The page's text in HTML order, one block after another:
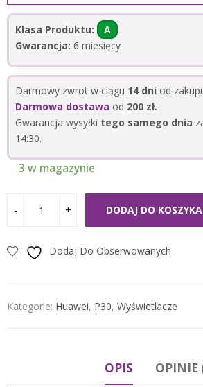
Klasa Produktu:
A
Gwarancja: 6 miesięcy
Darmowy zwrot w ciągu 14 dni od
Darmowa dostawa od 200 zł.
Gwarancja wysyłki tego samego dnia
14:30.
3 w magazynie
DODAJ DO KOSZYKA
Dodaj Do Obserwowanych
Kategorie: Huawei, P30, Wyświetlacze
OPIS OPINIE